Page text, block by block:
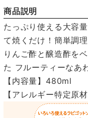
商品説明
たっぷり使える大容
て焼くだけ！簡単調理
りんご酢と醸造酢を
た フルーティーなあ
【内容量】480ml
【アレルギー特定原